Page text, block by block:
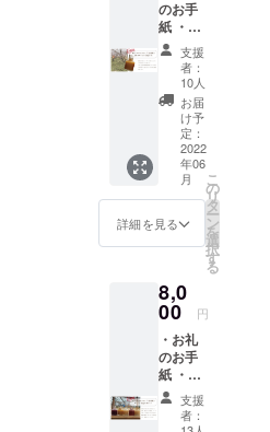
のお手
紙 ・新
潟フ
ルーツ
シロッ
プ（仮
名称）
お任せ
サンプ
ル（80g
入り）
１本 ※
返礼品
として
お届け
潟フ
ルーツ
シロッ
プはサ
ンプル
段階の
ものに
なりま
支援
者：
10人
お届
け予
定：
2022
年06
月
詳細を見る
こ
の
リ
タ
ー
ン
を
選
択
す
る
8,0
00 円
・お礼
のお手
紙 ・新
潟フ
ルーツ
シロッ
支援
者：